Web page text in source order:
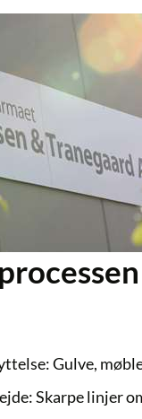
Gulve,
Skarpe linjer